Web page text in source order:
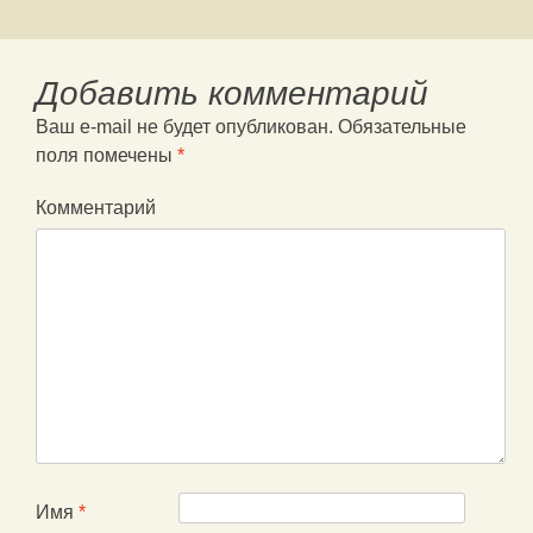
Добавить комментарий
Ваш e-mail не будет опубликован. Обязательные
поля помечены *
Комментарий
Имя *